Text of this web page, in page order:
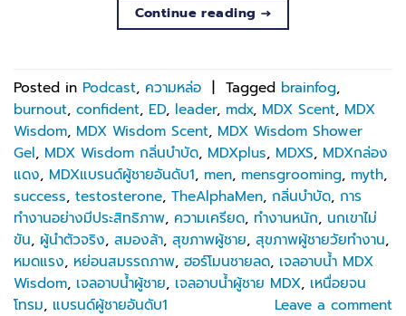
Continue reading →
Posted in Podcast, ความหล่อ | Tagged brainfog,
burnout, confident, ED, leader, mdx, MDX Scent, MDX
Wisdom, MDX Wisdom Scent, MDX Wisdom Shower
Gel, MDX Wisdom กลิ่นบำบัด, MDXplus, MDXS, MDXกล่อง
แดง, MDXแบรนด์ผู้ชายอันดับ1, men, mensgrooming, myth,
success, testosterone, TheAlphaMen, กลิ่นบำบัด, การ
ทำงานอย่างมีประสิทธิภาพ, ความเครียด, ทำงานหนัก, นกเขาไม่
ขัน, ผู้นำตัวจริง, สมองล้า, สุขภาพผู้ชาย, สุขภาพผู้ชายวัยทำงาน,
หมดแรง, หย่อนสมรรถภาพ, ฮอร์โมนชายลด, เจลอาบน้ำ MDX
Wisdom, เจลอาบน้ำผู้ชาย, เจลอาบน้ำผู้ชาย MDX, เหนื่อยจน
โทรม, แบรนด์ผู้ชายอันดับ1 Leave a comment